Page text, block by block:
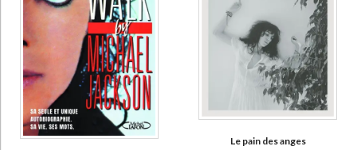
Fétis, François-Joseph (28)
Lecoeuvre, Fabien (28)
Nattiez, Jean-Jacques (28)
SUPPORT
Le pain des anges